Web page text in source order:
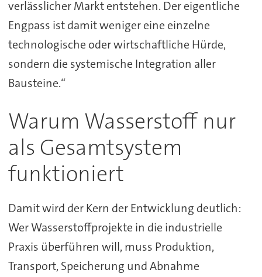
verlässlicher Markt entstehen. Der eigentliche
Engpass ist damit weniger eine einzelne
technologische oder wirtschaftliche Hürde,
sondern die systemische Integration aller
Bausteine.“
Warum Wasserstoff nur
als Gesamtsystem
funktioniert
Damit wird der Kern der Entwicklung deutlich:
Wer Wasserstoffprojekte in die industrielle
Praxis überführen will, muss Produktion,
Transport, Speicherung und Abnahme